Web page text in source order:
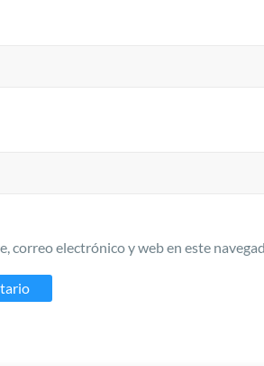
correo electrónico y web en este